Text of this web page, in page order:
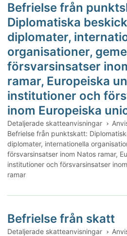
Befrielse från
Diplomatiska
diplomater,
organisationer,
försvarsinsatser
ramar, Europeiska
institutioner och
inom Europeiska
Detaljerade skatteanvisningar
Befrielse från punktskatt:
diplomater, internationella
försvarsinsatser inom Natos ramar,
institutioner och försvarsinsatser
ramar
Befrielse från skatt
Detaljerade skatteanvisningar